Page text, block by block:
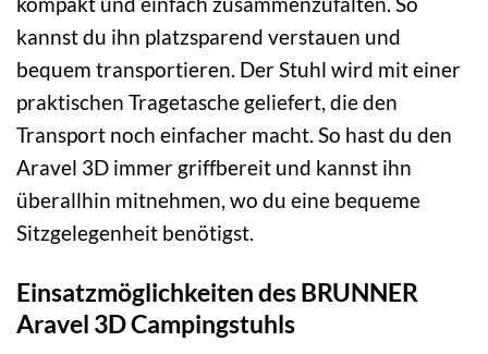
kannst du ihn platzsparend verstauen und
bequem transportieren. Der Stuhl wird mit einer
praktischen Tragetasche geliefert, die den
Transport noch einfacher macht. So hast du den
Aravel 3D immer griffbereit und kannst ihn
überallhin mitnehmen, wo du eine bequeme
Sitzgelegenheit benötigst.
Einsatzmöglichkeiten des BRUNNER
Aravel 3D Campingstuhls